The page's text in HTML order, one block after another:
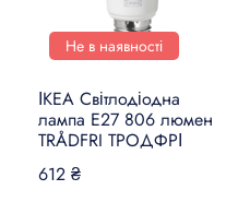
Не в наявності
ІКЕА Світлодіодна
лампа E27 806 люмен
TRÅDFRI ТРОДФРІ
612 ₴